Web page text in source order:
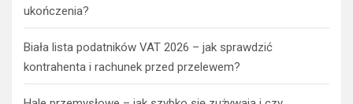
ukończenia?
Biała lista podatników VAT 2026 – jak sprawdzić
kontrahenta i rachunek przed przelewem?